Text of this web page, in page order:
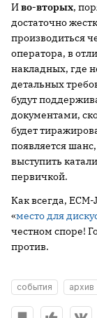
Иво-вторых,
достаточно
производиться
оператора, в
накладных, где
детальных
будут
документами,
будет
появляется
выступить
первичкой.
Как всегда,
«место для
честном споре!
против.
события архив